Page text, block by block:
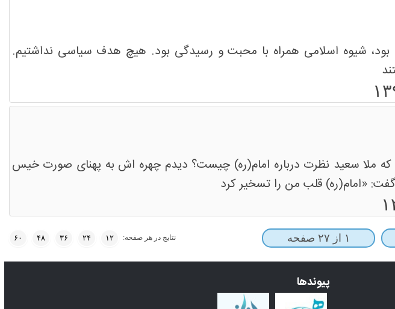
بود، شیوه اسلامی همراه با محبت و رسیدگی بود. هیچ هدف سیاسی نداشتیم.
ملا سعید نظرت درباره امام(ره) چیست؟ دیدم چهره ­اش به پهنای صورت خیس
«امام(ره) قلب من را تسخیر کرد
۱ از ۲۷ صفحه نتایج در هر صفحه: ۱۲ ۲۴ ۳۶ ۴۸ ۶۰
پیوندها